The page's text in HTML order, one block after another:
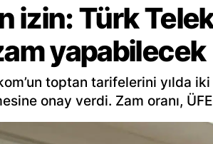
izin: Türk
yapabilecek
toptan tarifelerini yılda
onay verdi. Zam oranı, ÜFE